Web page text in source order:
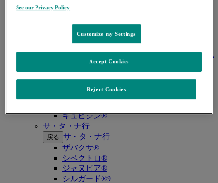
キイトルーダ®（子宮頸癌）
キイトルーダ®（悪性黒色腫）
キイトルーダ®（古典的ホジキンリンパ
腫）
キイトルーダ®（原発性縦隔大細胞型B細胞
リンパ腫（PMBCL））
キイトルーダ®（MSI-High固形癌）
キイトルーダ®（TMB-High固形癌）
キュビシン®
サ・タ・ナ行
戻る サ・タ・ナ行
ザバクサ®
シベクトロ®
ジャヌビア®
シルガード®9
See our Privacy Policy
Customize my Settings
Reject Cookies
Accept Cookies